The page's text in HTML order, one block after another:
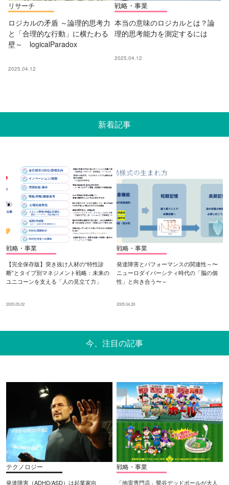
リサーチ
ロジカルの矛盾 ～論理的思考力
と「合理的な行動」に横たわる
壁～ logicalParadox
2025.04.12
戦略・事業
本当の意味のロジカルとは？論
理的思考能力を測定するには
2025.04.12
新着記事
戦略・事業
【完全保存版】突き抜け人材の“特性診
断”とタイプ別マネジメント戦略：未来の
ユニコーンを支える「人の見立て力」
2025.05.02
戦略・事業
発達障害とパフォーマンスの関連性～〜
ニューロダイバーシティ時代の「脳の個
性」と向き合う〜～
2025.04.28
今、注目の記事
テクノロジー
発達障害（ADHD/ASD）は起業家向
戦略・事業
「地雷専門店」鶯谷デッドボールが大人